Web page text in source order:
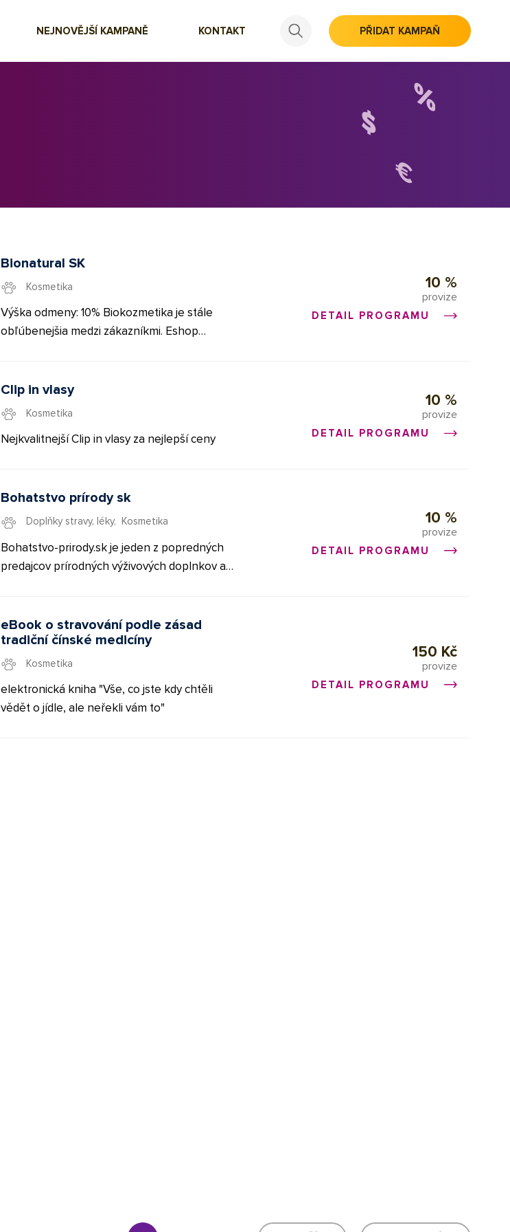
NEJNOVĚJŠÍ KAMPANĚ KONTAKT PŘIDAT KAMPAŇ
Bionatural SK
Kosmetika
Výška odmeny: 10% Biokozmetika je stále
obľúbenejšia medzi zákazníkmi. Eshop
10 %
provize
DETAIL PROGRAMU
Clip in vlasy
Kosmetika
Nejkvalitnejší Clip in vlasy za nejlepší ceny
10 %
provize
DETAIL PROGRAMU
Bohatstvo prírody sk
Doplňky stravy, léky, Kosmetika
Bohatstvo-prirody.sk je jeden z popredných
predajcov prírodných výživových doplnkov a
každým dňom navyšuje o 5-10 noviniek. Eshop
predáva len produkty najvyššej kvality od
popredných európskych výrobcov a
XML feed.
10 %
provize
DETAIL PROGRAMU
eBook o stravování podle zásad
tradiční čínské medicíny
Kosmetika
elektronická kniha "Vše, co jste kdy chtěli
vědět o jídle, ale neřekli vám to"
150 Kč
provize
DETAIL PROGRAMU